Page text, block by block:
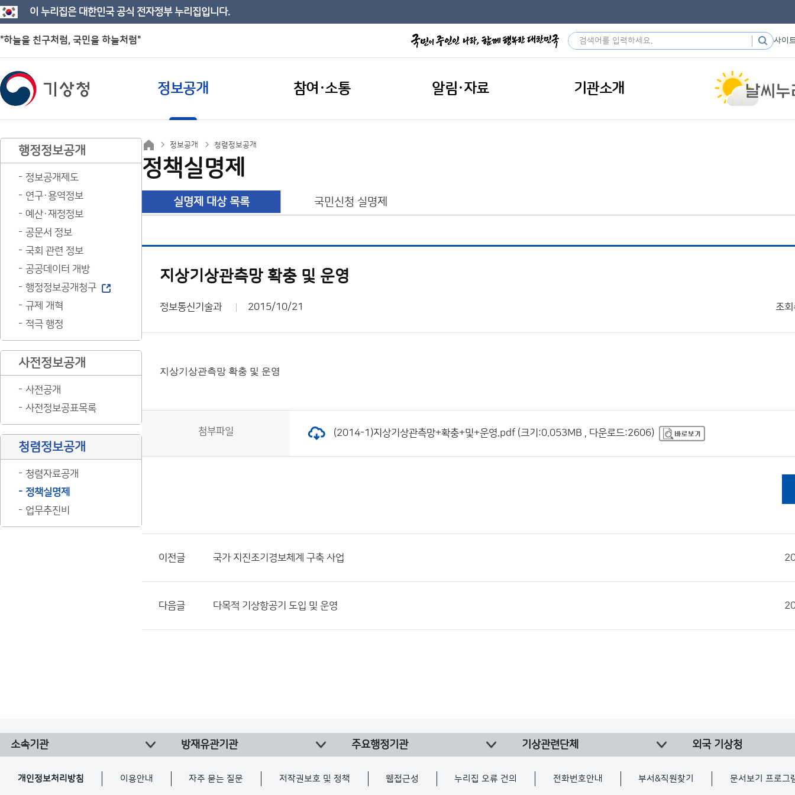
이 누리집은 대한민국 공식 전자정부 누리집입니다.
"하늘을 친구처럼, 국민을 하늘처럼" 사이
정보공개 참여·소통 알림·자료 기관소개
행정정보공개
정보공개제도
연구·용역정보
예산·재정정보
공문서 정보
국회 관련 정보
공공데이터 개방
행정정보공개청구
규제 개혁
적극 행정
사전정보공개
사전공개
사전정보공표목록
청렴정보공개
청렴자료공개
정책실명제
업무추진비
정보공개 청렴정보공개
정책실명제
실명제 대상 목록 국민신청 실명제
지상기상관측망 확충 및 운영
정보통신기술과 2015/10/21 조회
지상기상관측망 확충 및 운영
첨부파일 (2014-1)지상기상관측망+확충+및+운영.pdf (크기:0.053MB , 다운로드:2606)
이전글 국가 지진조기경보체계 구축 사업
다음글 다목적 기상항공기 도입 및 운영
소속기관 방재유관기관 주요행정기관 기상관련단체 외국 기상청
개인정보처리방침 이용안내 자주 묻는 질문 저작권보호 및 정책 웹접근성 누리집 오류 건의 전화번호안내 부서&직원찾기 문서보기 프로그